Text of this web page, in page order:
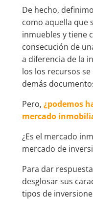
De hecho,
como aquella que
inmuebles y tiene
consecución de
a diferencia de la
los los recursos
demás
Pero, ¿podemos
mercado
¿Es el mercado
mercado de
Para dar
desglosar sus
tipos de